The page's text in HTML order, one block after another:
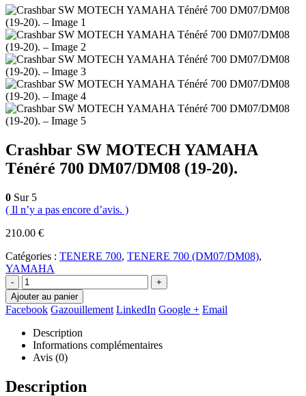
Crashbar SW MOTECH YAMAHA
Ténéré 700 DM07/DM08 (19-20).
0 Sur 5
( Il n’y a pas encore d’avis. )
210.00 €
Catégories : TENERE 700, TENERE 700 (DM07/DM08),
YAMAHA
-
+
Ajouter au panier
Facebook Gazouillement LinkedIn Google + Email
Description
Informations complémentaires
Avis (0)
Description